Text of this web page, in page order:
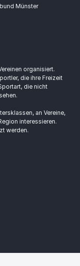
Münster
organisiert.
die ihre Freizeit
die nicht
an Vereine,
interessieren.
werden.